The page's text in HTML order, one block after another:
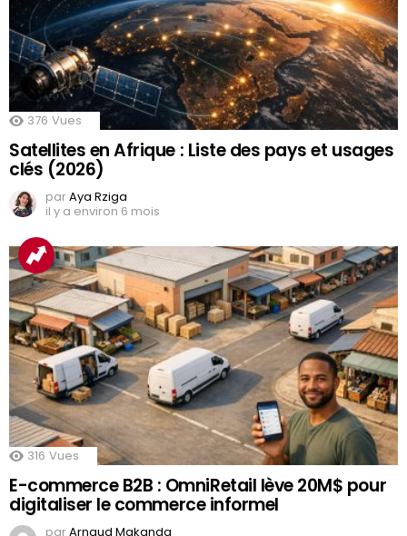
376 Vues
Satellites en Afrique : Liste des pays et usages
clés (2026)
parAya Rziga
il y a environ 6 mois
316 Vues
E-commerce B2B : OmniRetail lève 20M$ pour
digitaliser le commerce informel
parArnaud Makanda